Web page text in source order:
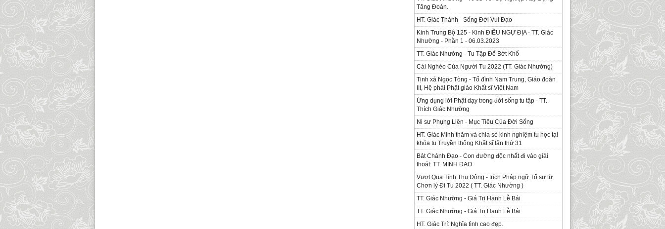
Tăng Đoàn.
HT. Giác Thành - Sống Đời Vui Đạo
Kinh Trung Bộ 125 - Kinh ÐIỀU NGỰ ĐỊA - TT. Giác
Nhường - Phần 1 - 06.03.2023
TT. Giác Nhường - Tu Tập Để Bớt Khổ
Cái Nghèo Của Người Tu 2022 (TT. Giác Nhường)
Tịnh xá Ngọc Tòng - Tổ đình Nam Trung, Giáo đoàn
III, Hệ phái Phật giáo Khất sĩ Việt Nam
Ứng dụng lời Phật dạy trong đời sống tu tập - TT.
Thích Giác Nhường
Ni sư Phụng Liên - Mục Tiêu Của Đời Sống
HT. Giác Minh thăm và chia sẻ kinh nghiệm tu học tại
khóa tu Truyền thống Khất sĩ lần thứ 31
Bát Chánh Đạo - Con đường độc nhất đi vào giải
thoát: TT. MINH ĐẠO
Vượt Qua Tính Thụ Động - trích Pháp ngữ Tổ sư từ
Chơn lý Đi Tu 2022 ( TT. Giác Nhường )
TT. Giác Nhường - Giá Trị Hạnh Lễ Bái
TT. Giác Nhường - Giá Trị Hạnh Lễ Bái
HT. Giác Trí: Nghĩa tình cao đẹp.